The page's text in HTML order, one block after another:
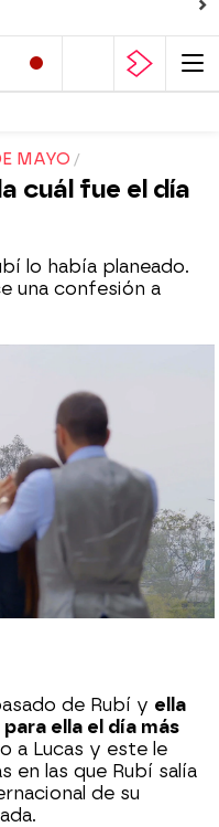
MAYO
cuál fue el día
lo había planeado.
una confesión a
00:34
de Rubí y ella
ella el día más
a Lucas y este le
en las que Rubí salía
de su